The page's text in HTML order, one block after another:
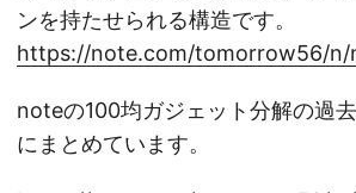
ンを持たせられる構造です。
https://note.com/tomorrow56/n/
noteの100均ガジェット分解の過
にまとめています。